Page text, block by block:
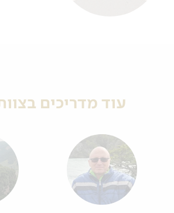
עוד מדריכים